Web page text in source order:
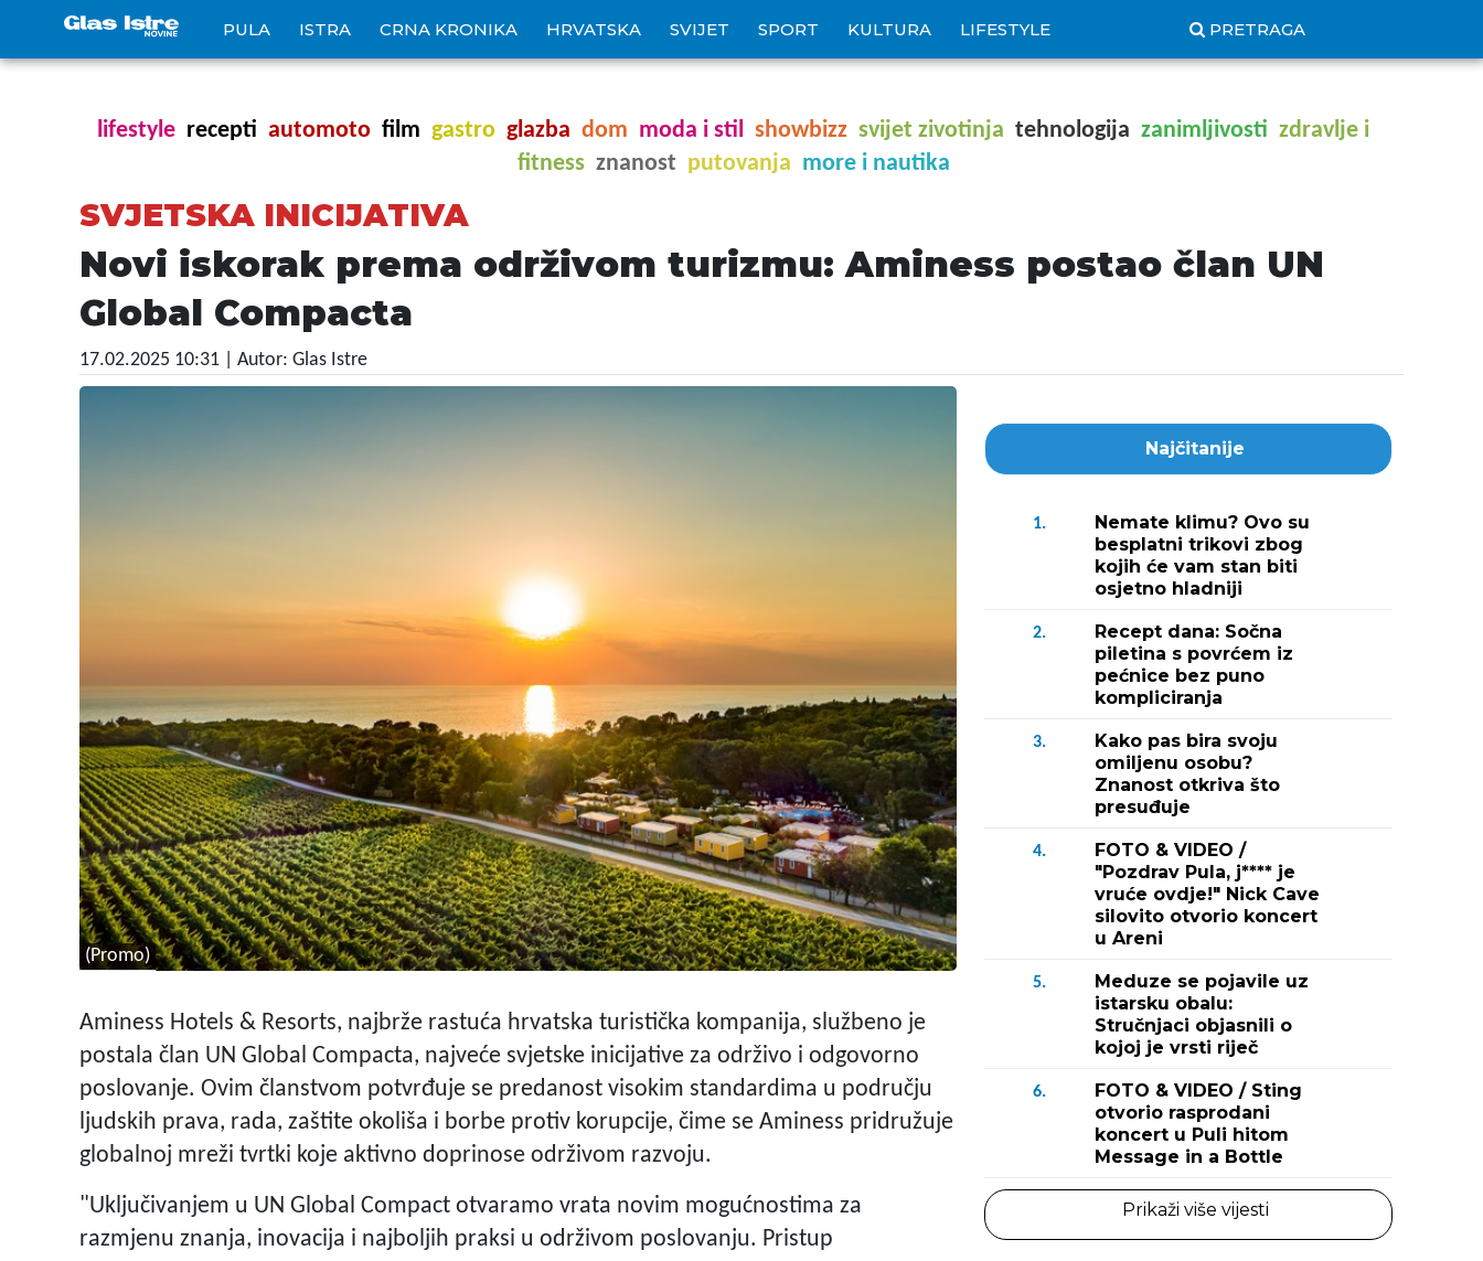
PULA ISTRA CRNA KRONIKA HRVATSKA SVIJET SPORT KULTURA LIFESTYLE PRETRAGA
lifestyle recepti automoto film gastro glazba dom moda i stil showbizz svijet zivotinja tehnologija zanimljivosti zdravlje i
fitness znanost putovanja more i nautika
SVJETSKA INICIJATIVA
Novi iskorak prema održivom turizmu: Aminess postao član UN
Global Compacta
17.02.2025 10:31 | Autor: Glas Istre
(Promo)
Aminess Hotels & Resorts, najbrže rastuća hrvatska turistička kompanija, službeno je
postala član UN Global Compacta, najveće svjetske inicijative za održivo i odgovorno
poslovanje. Ovim članstvom potvrđuje se predanost visokim standardima u području
ljudskih prava, rada, zaštite okoliša i borbe protiv korupcije, čime se Aminess pridružuje
globalnoj mreži tvrtki koje aktivno doprinose održivom razvoju.
"Uključivanjem u UN Global Compact otvaramo vrata novim mogućnostima za
razmjenu znanja, inovacija i najboljih praksi u održivom poslovanju. Pristup
Najčitanije
1.
Nemate klimu? Ovo su
besplatni trikovi zbog
kojih će vam stan biti
osjetno hladniji
2.
Recept dana: Sočna
piletina s povrćem iz
pećnice bez puno
kompliciranja
3.
Kako pas bira svoju
omiljenu osobu?
Znanost otkriva što
presuđuje
4.
FOTO & VIDEO /
"Pozdrav Pula, j**** je
vruće ovdje!" Nick Cave
silovito otvorio koncert
u Areni
5.
Meduze se pojavile uz
istarsku obalu:
Stručnjaci objasnili o
kojoj je vrsti riječ
6.
FOTO & VIDEO / Sting
otvorio rasprodani
koncert u Puli hitom
Message in a Bottle
Prikaži više vijesti